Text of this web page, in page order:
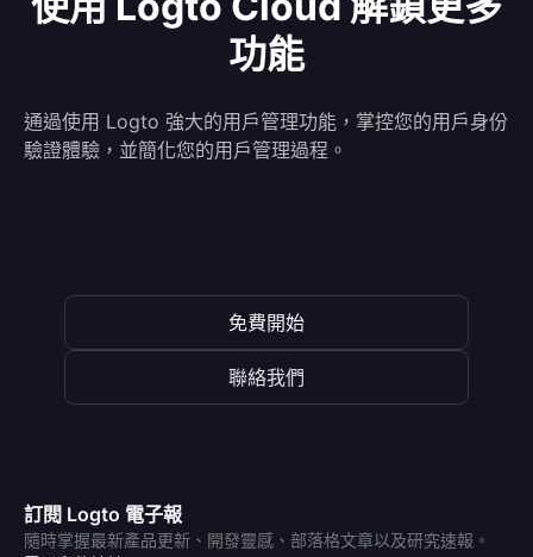
功能
通過使用 Logto 強大的用戶管理功能，掌控您的用戶身份
驗證體驗，並簡化您的用戶管理過程。
免費開始
聯絡我們
訂閱 Logto 電子報
隨時掌握最新產品更新、開發靈感、部落格文章以及研究速報。